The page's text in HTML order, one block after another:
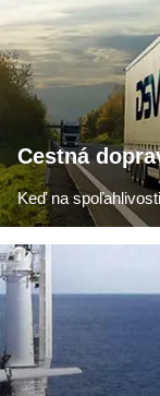
Cestná
Keď na